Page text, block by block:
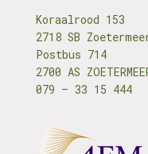
Koraalrood 153
2718 SB
Postbus 714
2700 AS
079 – 33 15 444